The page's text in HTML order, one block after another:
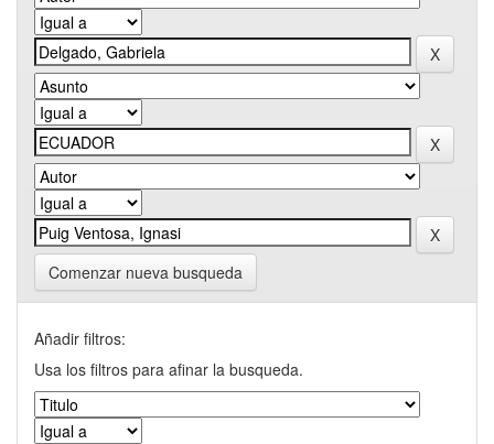
Comenzar nueva busqueda
Añadir filtros:
Usa los filtros para afinar la busqueda.